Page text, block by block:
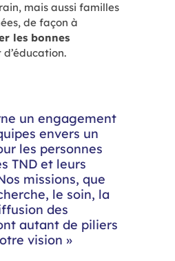
mais aussi familles
de façon à
les bonnes
d’éducation.
un engagement
envers un
les personnes
TND et leurs
missions, que
le soin, la
des
autant de piliers
vision »